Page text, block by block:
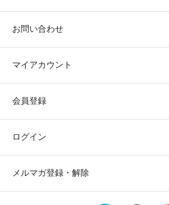
お問い合わせ
マイアカウント
会員登録
ログイン
メルマガ登録・解除